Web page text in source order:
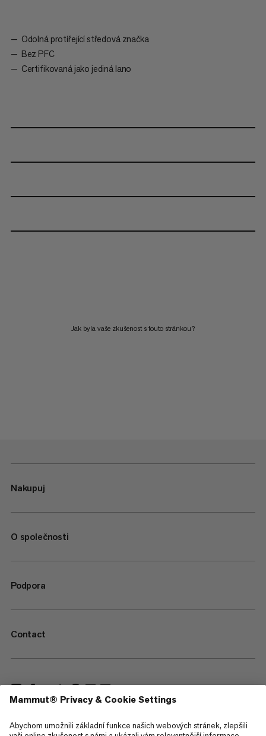
Odolná protířející středová značka
Bez PFC
Certifikovaná jako jediná lano
Jak byla vaše zkušenost s touto stránkou?
Nakupuj
O společnosti
Podpora
Contact